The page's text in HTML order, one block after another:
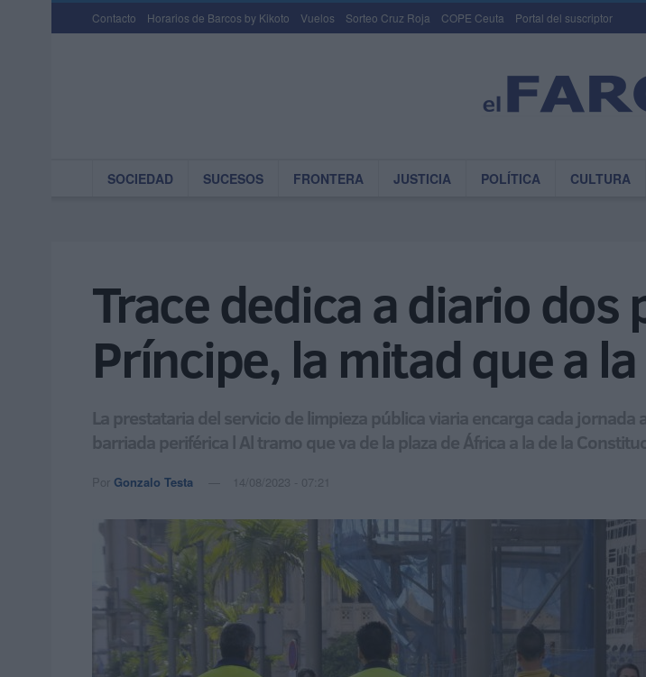
Contacto Horarios de Barcos by Kikoto Vuelos Sorteo Cruz Roja COPE Ceuta Portal del suscriptor
SOCIEDAD SUCESOS FRONTERA JUSTICIA POLÍTICA CULTURA
Trace dedica a diario dos
Príncipe, la mitad que a
La prestataria del servicio de limpieza pública viaria encarga cada
barriada periférica l Al tramo que va de la plaza de África a la de la
Por Gonzalo Testa 14/08/2023 - 07:21